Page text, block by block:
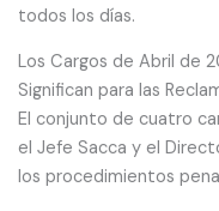
todos los días.
Los Cargos de Abril de
Significan para las
El conjunto de cuatro
el Jefe Sacca y el
los procedimientos